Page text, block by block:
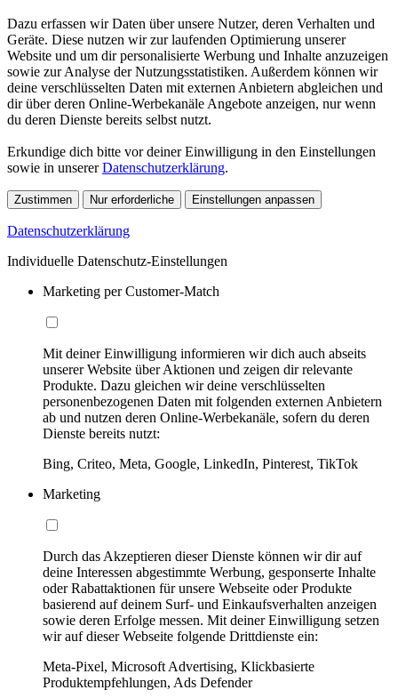
Dazu erfassen wir Daten über unsere Nutzer, deren Verhalten und
Geräte. Diese nutzen wir zur laufenden Optimierung unserer
Website und um dir personalisierte Werbung und Inhalte anzuzeigen
sowie zur Analyse der Nutzungsstatistiken. Außerdem können wir
deine verschlüsselten Daten mit externen Anbietern abgleichen und
dir über deren Online-Werbekanäle Angebote anzeigen, nur wenn
du deren Dienste bereits selbst nutzt.
Erkundige dich bitte vor deiner Einwilligung in den Einstellungen
sowie in unsererDatenschutzerklärung.
Zustimmen Nur erforderliche Einstellungen anpassen
Datenschutzerklärung
Individuelle Datenschutz-Einstellungen
Marketing per Customer-Match
Mit deiner Einwilligung informieren wir dich auch abseits
unserer Website über Aktionen und zeigen dir relevante
Produkte. Dazu gleichen wir deine verschlüsselten
personenbezogenen Daten mit folgenden externen Anbietern
ab und nutzen deren Online-Werbekanäle, sofern du deren
Dienste bereits nutzt:
Bing, Criteo, Meta, Google, LinkedIn, Pinterest, TikTok
Marketing
Durch das Akzeptieren dieser Dienste können wir dir auf
deine Interessen abgestimmte Werbung, gesponserte Inhalte
oder Rabattaktionen für unsere Webseite oder Produkte
basierend auf deinem Surf- und Einkaufsverhalten anzeigen
sowie deren Erfolge messen. Mit deiner Einwilligung setzen
wir auf dieser Webseite folgende Drittdienste ein:
Meta-Pixel, Microsoft Advertising, Klickbasierte
Produktempfehlungen, Ads Defender